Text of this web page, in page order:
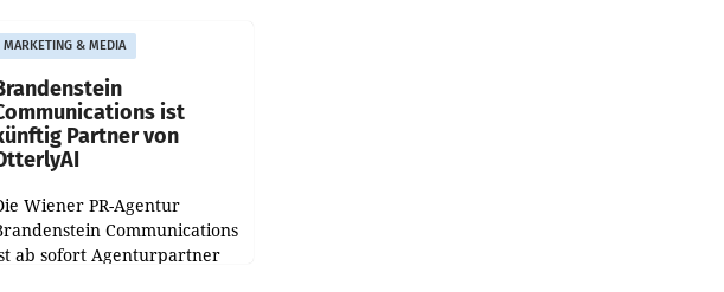
womit sich das Ergebnis
Juli 2025 mehr als
(+102
MARKETING & MEDIA
ist
Partner von
Wiener PR-Agentur
Communications
ab sofort Agenturpartner